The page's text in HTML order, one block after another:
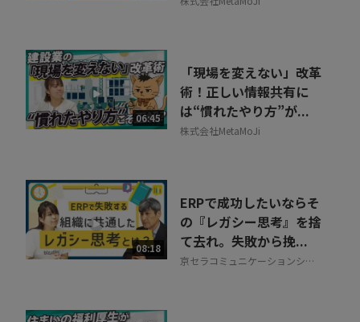
06:45
「現場を変えない」改革
術！正しい情報共有に
は“慣れたやり方”が...
株式会社MetaMoJi
08:18
ERPで成功したいならそ
の『レガシー思考』を捨
て去れ。失敗から挽...
京セラコミュニケーションシス